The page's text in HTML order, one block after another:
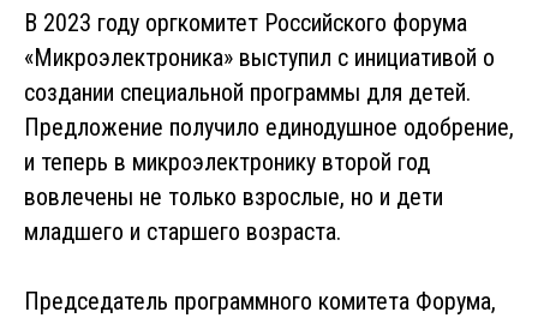
В 2023 году оргкомитет Российского форума
«Микроэлектроника» выступил с инициативой о
создании специальной программы для детей.
Предложение получило единодушное одобрение,
и теперь в микроэлектронику второй год
вовлечены не только взрослые, но и дети
младшего и старшего возраста.
Председатель программного комитета Форума,